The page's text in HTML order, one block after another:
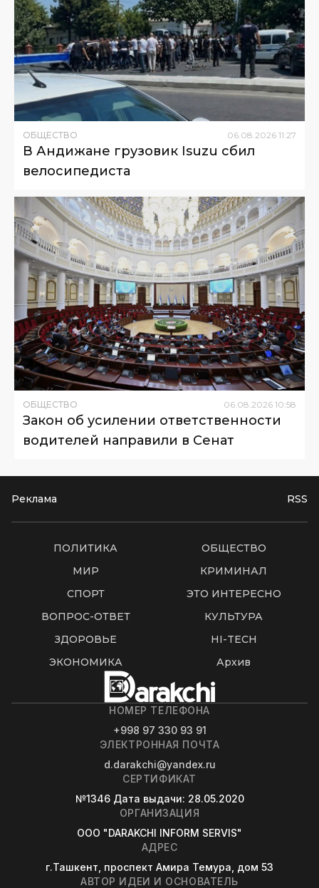
ОБЩЕСТВО 06.08.2026 11:27
В Андижане грузовик Isuzu сбил
велосипедиста
ОБЩЕСТВО 06.08.2026 10:58
Закон об усилении ответственности
водителей направили в Сенат
Реклама RSS
ПОЛИТИКА
ОБЩЕСТВО
МИР
КРИМИНАЛ
СПОРТ
ЭТО ИНТЕРЕСНО
ВОПРОС-ОТВЕТ
КУЛЬТУРА
ЗДОРОВЬЕ
HI-TECH
ЭКОНОМИКА
Архив
НОМЕР ТЕЛЕФОНА
+998 97 330 93 91
ЭЛЕКТРОННАЯ ПОЧТА
d.darakchi@yandex.ru
СЕРТИФИКАТ
№1346 Дата выдачи: 28.05.2020
ОРГАНИЗАЦИЯ
OOO "DARAKCHI INFORM SERVIS"
АДРЕС
г.Ташкент, проспект Амира Темура, дом 53
АВТОР ИДЕИ И ОСНОВАТЕЛЬ